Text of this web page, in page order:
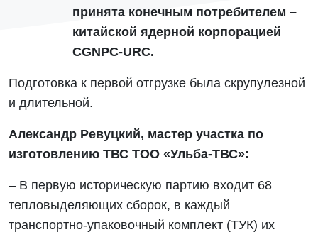
принята конечным потребителем –
китайской ядерной корпорацией
CGNPC-URC.
Подготовка к первой отгрузке была скрупулезной
и длительной.
Александр Ревуцкий, мастер участка по
изготовлению ТВС ТОО «Ульба-ТВС»:
– В первую историческую партию входит 68
тепловыделяющих сборок, в каждый
транспортно-упаковочный комплект (ТУК) их